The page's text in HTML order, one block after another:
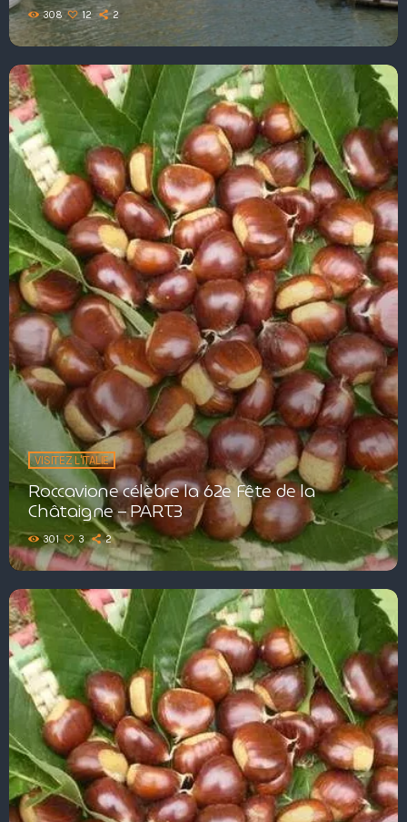
308 12 2
VISITEZ L'ITALIE
Roccavione célèbre la 62e Fête de la
Châtaigne – PART3
301 3 2